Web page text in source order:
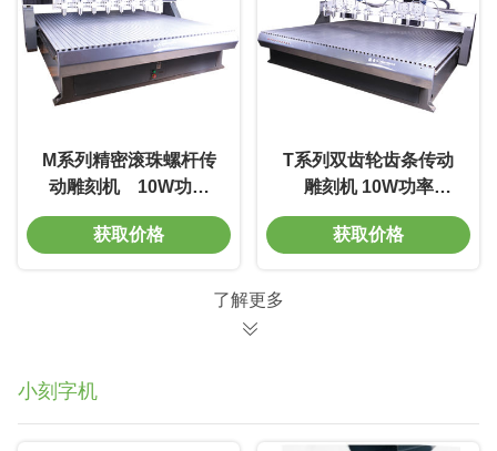
M系列精密滚珠螺杆传
动雕刻机 10W功率
7000mm/s 重复精度
0.002mm 免维护
获取价格
T系列双齿轮齿条传动
雕刻机 10W功率
7000mm/s 重复精度
0.002mm 免维护
获取价格
了解更多
小刻字机